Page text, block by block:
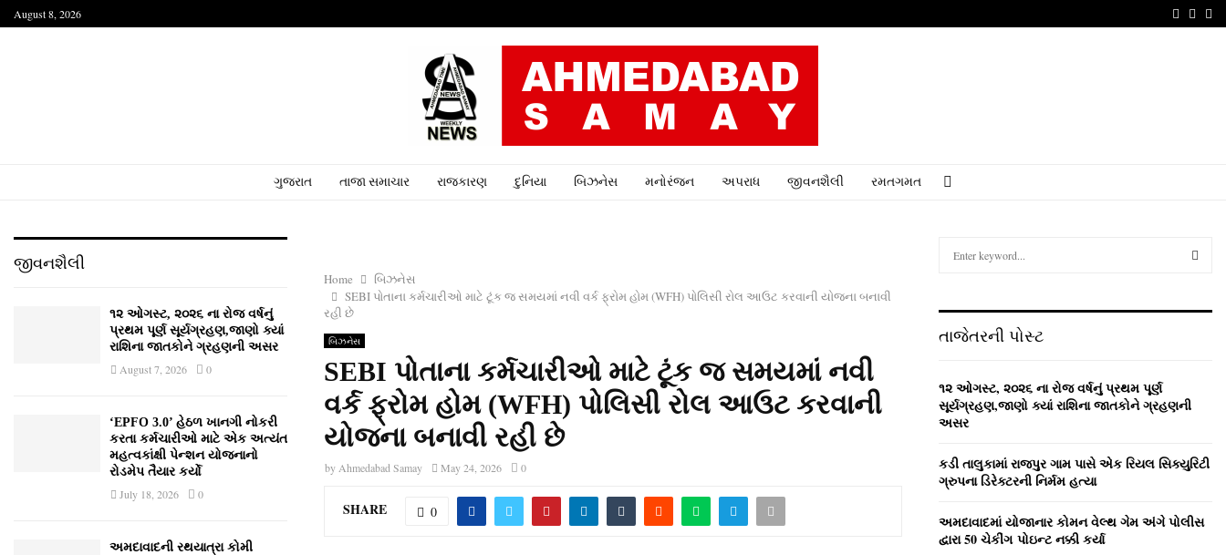
August 8, 2026
ગુજરાત તાજા સમાચાર રાજકારણ દુનિયા બિઝનેસ મનોરંજન અપરાધ જીવનશૈલી રમતગમત
Home
બિઝનેસ
SEBI પોતાના કર્મચારીઓ માટે ટૂંક જ સમયમાં નવી વર્ક ફ્રોમ હોમ (WFH) પોલિસી રોલ આઉટ કરવાની યોજના બનાવી
રહી છે
બિઝનેસ
SEBI પોતાના કર્મચારીઓ માટે ટૂંક જ સમયમાં નવી
વર્ક ફ્રોમ હોમ (WFH) પોલિસી રોલ આઉટ કરવાની
યોજના બનાવી રહી છે
by Ahmedabad Samay May 24, 2026 0
SHARE 0
જીવનશૈલી
૧૨ ઓગસ્ટ, ૨૦૨૬ ના રોજ વર્ષનું
પ્રથમ પૂર્ણ સૂર્યગ્રહણ,જાણો ક્યાં
રાશિના જાતકોને ગ્રહણની અસર
August 7, 2026 0
‘EPFO 3.0’ હેઠળ ખાનગી નોકરી
કરતા કર્મચારીઓ માટે એક અત્યંત
મહત્વકાંક્ષી પેન્શન યોજનાનો
રોડમેપ તૈયાર કર્યો
July 18, 2026 0
અમદાવાદની રથયાત્રા કોમી
h
o
r
:
H
તાજેતરની પોસ્ટ
૧૨ ઓગસ્ટ, ૨૦૨૬ ના રોજ વર્ષનું પ્રથમ પૂર્ણ
સૂર્યગ્રહણ,જાણો ક્યાં રાશિના જાતકોને ગ્રહણની
અસર
કડી તાલુકામાં રાજપુર ગામ પાસે એક રિયલ સિક્યુરિટી
ગ્રુપના ડિરેક્ટરની નિર્મમ હત્યા
અમદાવાદમાં યોજાનાર કોમન વેલ્‍થ ગેમ અંગે પોલીસ
દ્વારા 50 ચેકીંગ પોઇન્‍ટ નક્કી કર્યા